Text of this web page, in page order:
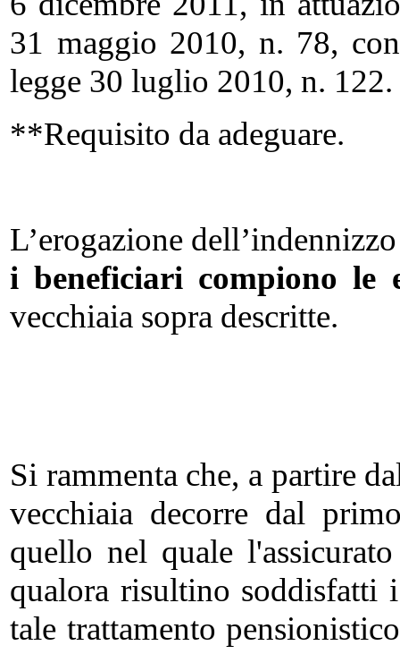
31 maggio 2010, n. 78,
legge 30 luglio 2010, n. 122.
**Requisito da adeguare.
L’erogazione
i beneficiari compiono le
vecchiaia sopra descritte.
Si rammenta che, a partire
vecchiaia decorre dal
quello nel quale
qualora risultino
tale trattamento